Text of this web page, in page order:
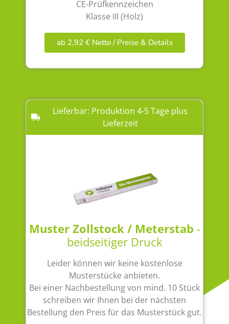
CE-Prüfkennzeichen
Klasse III (Holz)
ab 2,92 € Netto / Preise & Details
Lieferbar: Produktion 4-5 Tage plus
Lieferzeit
Muster Zollstock / Meterstab -
beidseitiger Druck
Leider können wir keine kostenlose
Musterstücke anbieten.
Bei einer Nachbestellung von mind. 10 Stück
schreiben wir Ihnen bei der nächsten
Bestellung den Preis für das Musterstück gut.